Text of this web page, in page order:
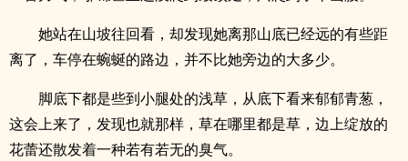
她站在山坡往回看，却发现她离那山底已经远的有些距
离了，车停在蜿蜒的路边，并不比她旁边的大多少。
脚底下都是些到小腿处的浅草，从底下看来郁郁青葱，
这会上来了，发现也就那样，草在哪里都是草，边上绽放的
花蕾还散发着一种若有若无的臭气。